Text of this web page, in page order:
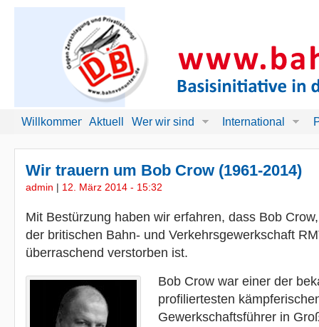
Willkommen! Aktuell Wer wir sind International
Wir trauern um Bob Crow (1961-2014)
admin | 12. März 2014 - 15:32
Mit Bestürzung haben wir erfahren, dass Bob
der britischen Bahn- und Verkehrsgewerkschaft
überraschend verstorben ist.
Bob Crow war einer der
profiliertesten
Gewerkschaftsführer in